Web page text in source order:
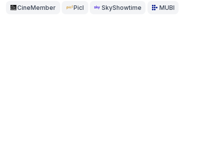
CineMember Picl SkyShowtime MUBI